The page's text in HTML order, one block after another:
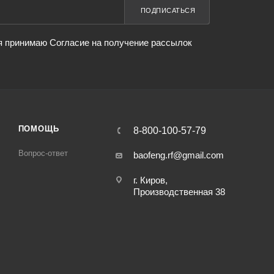
ПОДПИСАТЬСЯ
принимаю Согласие на получение рассылок
ПОМОЩЬ
Вопрос-ответ
8-800-100-57-79
baofeng.rf@gmail.com
г. Киров,
Производственная 38